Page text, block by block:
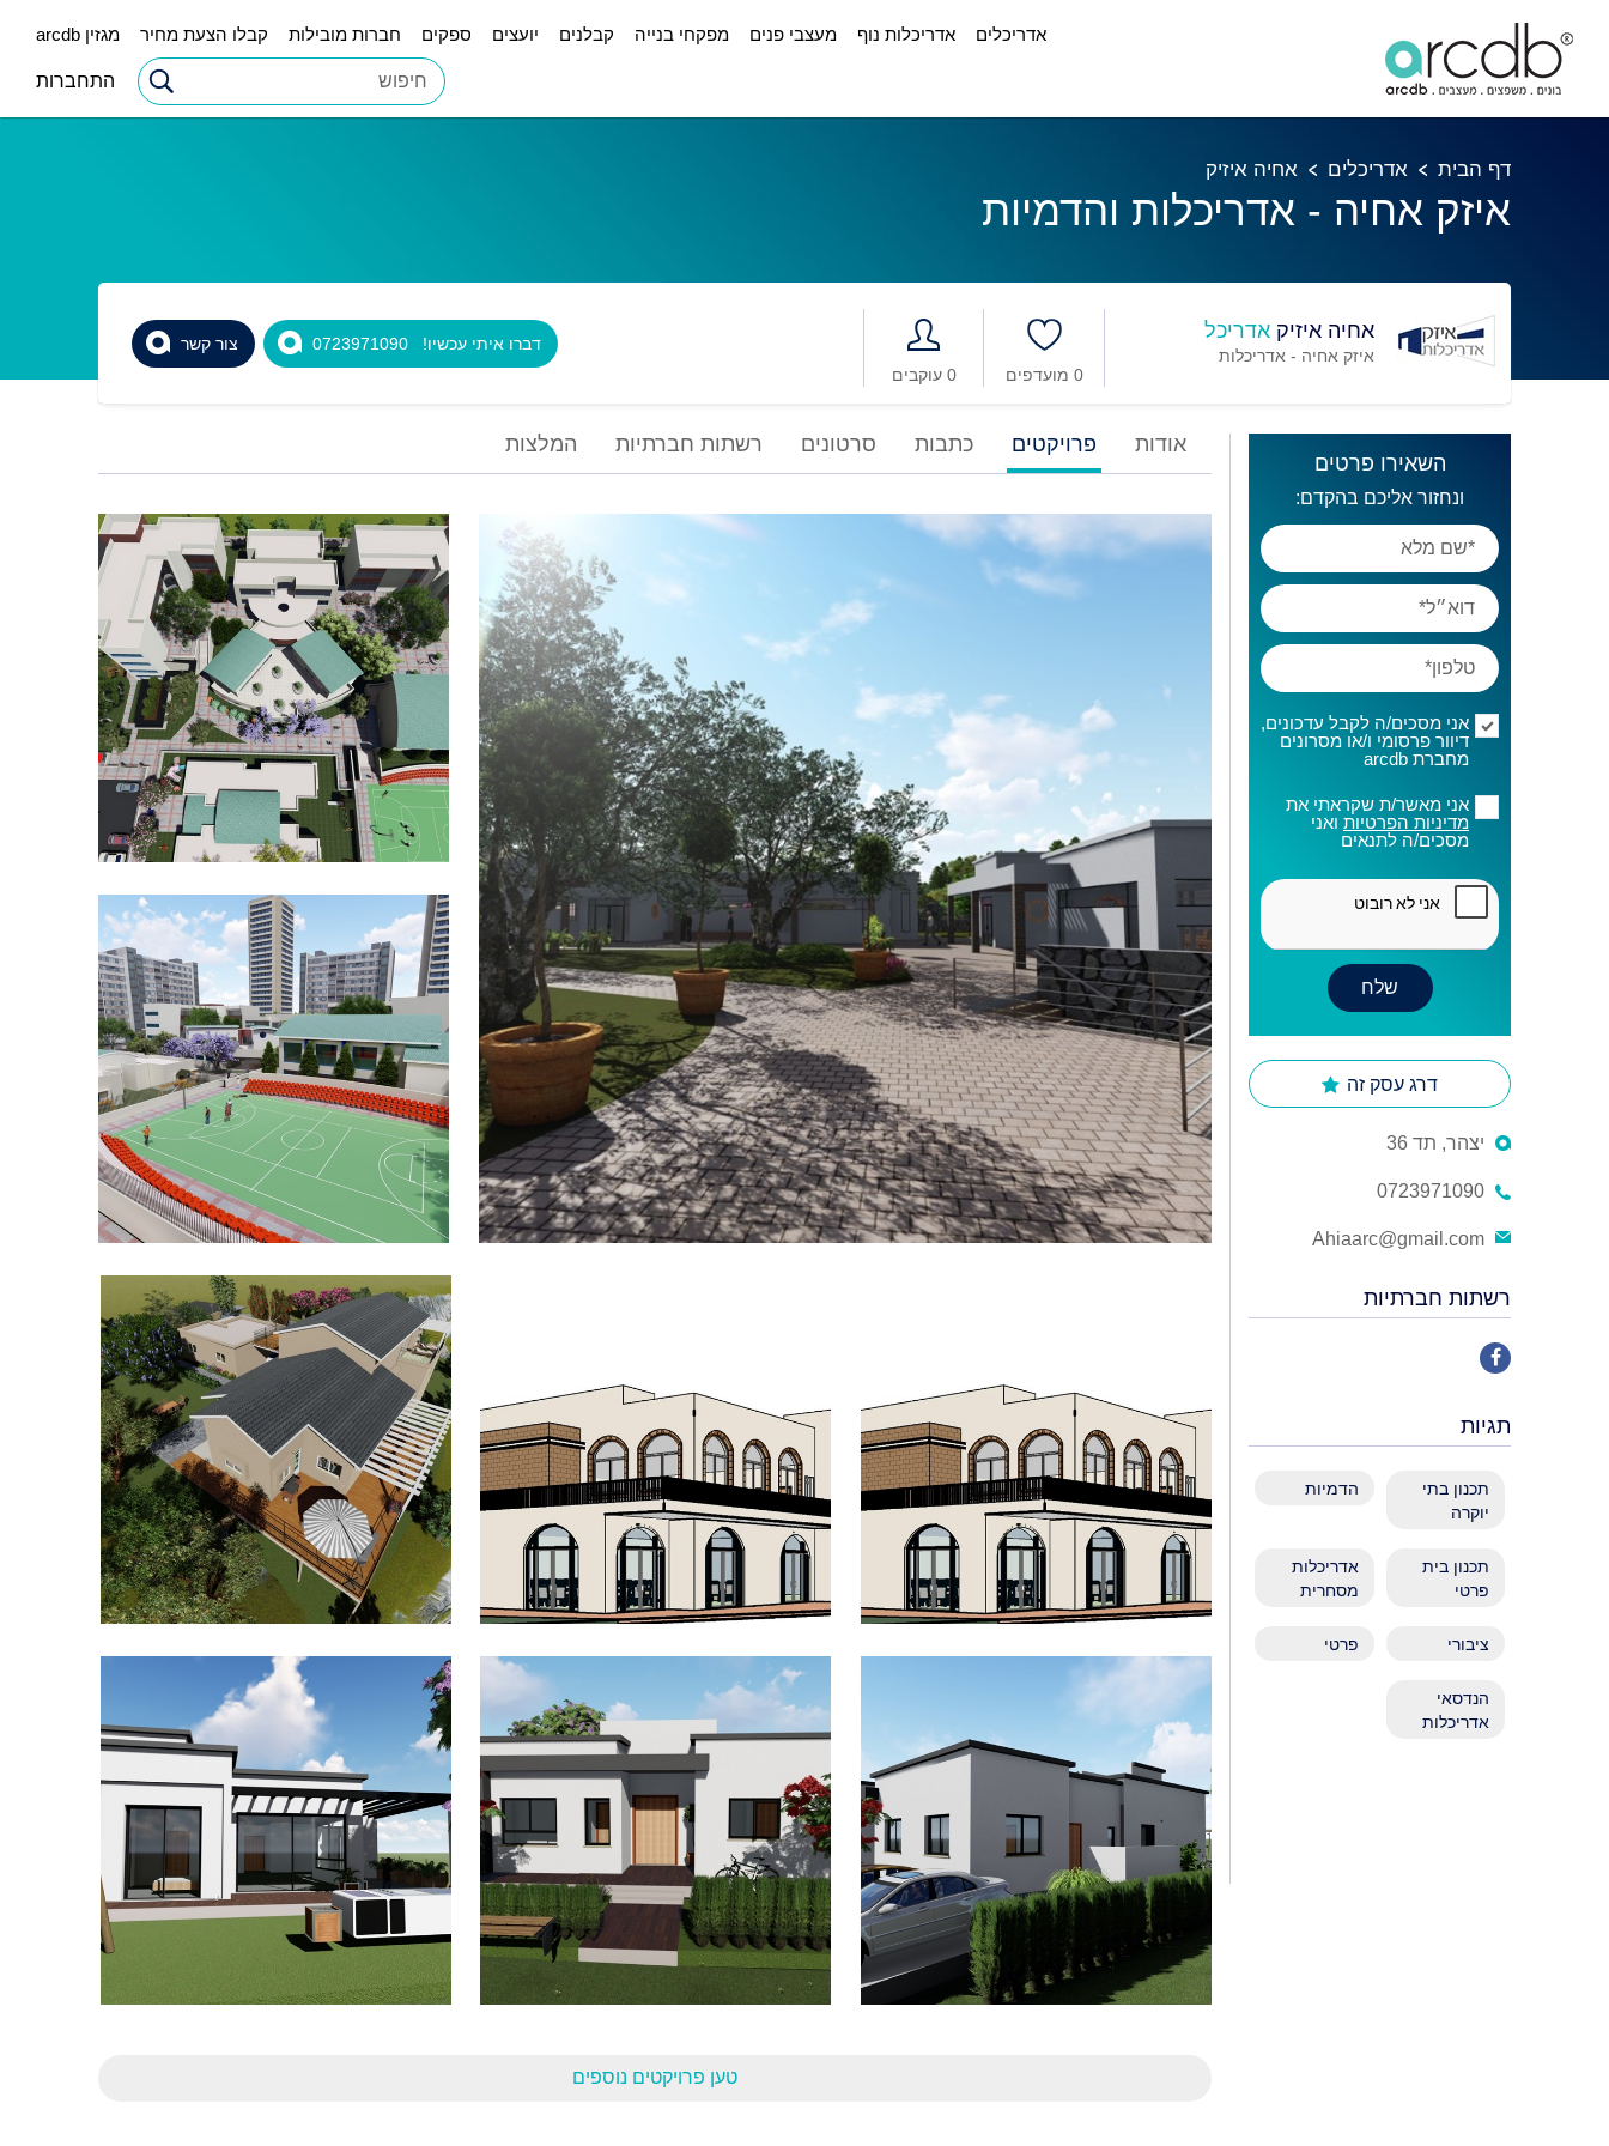
אדריכלים אדריכלות נוף מעצבי פנים מפקחי בנייה קבלנים יועצים ספקים חברות מובילות קבלו הצעת מחיר מגזין arcdb
התחברות
דף הבית אדריכלים אחיה איזיק
איזק אחיה - אדריכלות והדמיות
אחיה איזיק אדריכל
איזק אחיה - אדריכלות
0 עוקבים
0 מועדפים
צור קשר דברו איתי עכשיו! 0723971090
השאירו פרטים
ונחזור אליכם בהקדם:
אני מסכים/ה לקבל עדכונים,
דיוור פרסומי ו/או מסרונים
מחברת arcdb
אני מאשר/ת שקראתי את
מדיניות הפרטיות ואני
מסכים/ה לתנאים
דרג עסק זה
יצהר, תד 36
0723971090
Ahiaarc@gmail.com
רשתות חברתיות
תגיות
תכנון בתי
יוקרה
הדמיות
תכנון בית
פרטי
אדריכלות
מסחרית
ציבורי פרטי
הנדסאי
אדריכלות
אודות פרויקטים כתבות סרטונים רשתות חברתיות המלצות
טען פרויקטים נוספים